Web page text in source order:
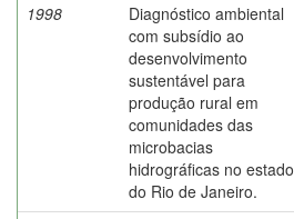
1998
Diagnóstico ambiental
com subsídio ao
desenvolvimento
sustentável para
produção rural em
comunidades das
microbacias
hidrográficas no estado
do Rio de Janeiro.